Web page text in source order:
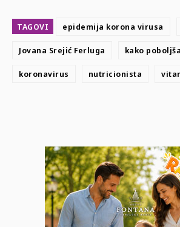
TAGOVI epidemija korona virusa
Jovana Srejić Ferluga kako
koronavirus nutricionista